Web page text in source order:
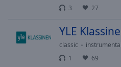
3
27
YLE
classic
instrumental
1
69